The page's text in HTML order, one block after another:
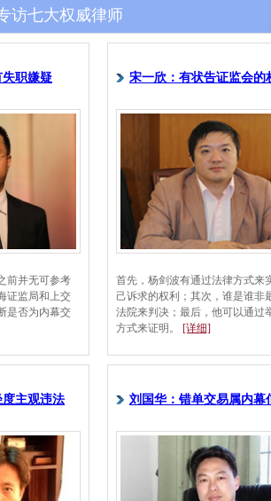
访七大权威律师
职嫌疑
前并无可参考
证监局和上交
是否为内幕交
宋一欣：有状告证监会的
首先，杨剑波有通过法律方式来
己诉求的权利；其次，谁是谁非
法院来判决；最后，他可以通过
方式来证明。 [详细]
主观违法 刘国华：错单交易属内幕